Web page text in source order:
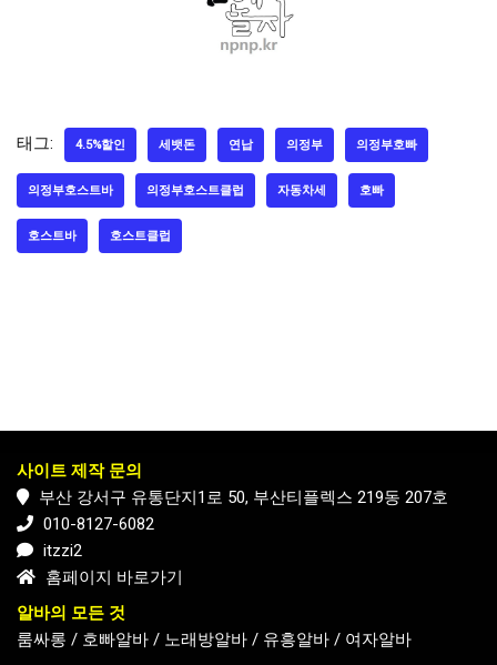
태그: 4.5%할인 세뱃돈 연납 의정부 의정부호빠
의정부호스트바 의정부호스트클럽 자동차세 호빠
호스트바 호스트클럽
사이트 제작 문의
부산 강서구 유통단지1로 50, 부산티플렉스 219동 207호
010-8127-6082
itzzi2
홈페이지 바로가기
알바의 모든 것
룸싸롱 / 호빠알바 / 노래방알바 / 유흥알바 / 여자알바